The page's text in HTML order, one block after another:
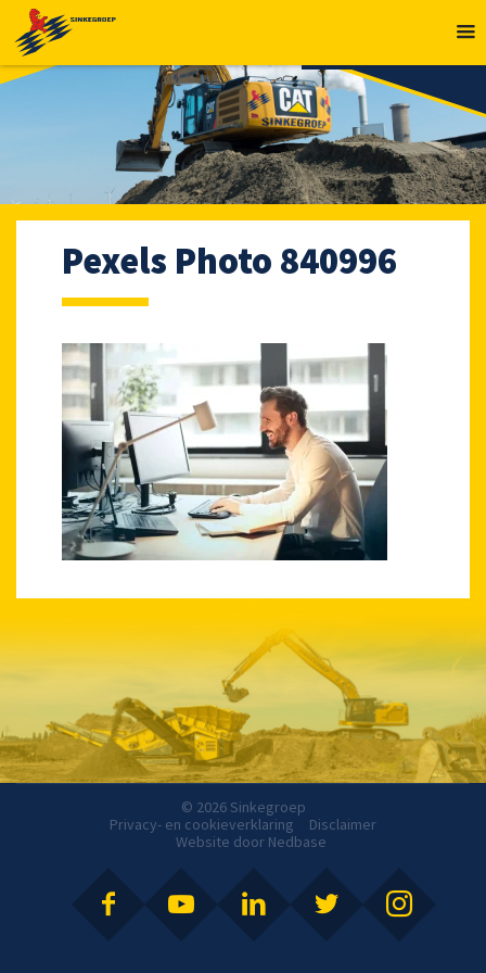
Pexels Photo 840996
© 2026 Sinkegroep
Privacy- en cookieverklaring
Disclaimer
Website door Nedbase